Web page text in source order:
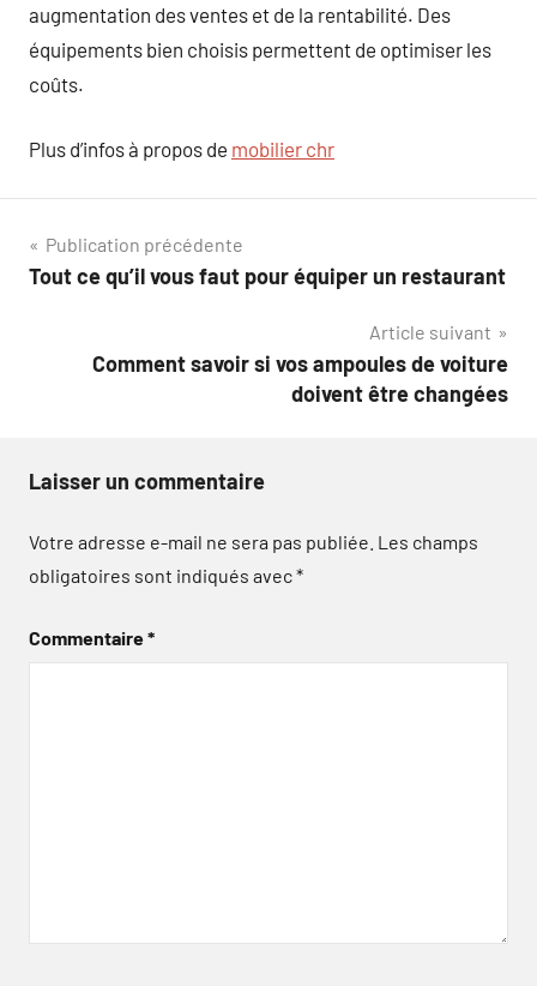
augmentation des ventes et de la rentabilité. Des
équipements bien choisis permettent de optimiser les
coûts.
Plus d’infos à propos de mobilier chr
Navigation
de
Publication précédente
Tout ce qu’il vous faut pour équiper un restaurant
Article suivant
Comment savoir si vos ampoules de voiture
doivent être changées
Laisser un commentaire
Votre adresse e-mail ne sera pas publiée. Les champs
obligatoires sont indiqués avec*
Commentaire*